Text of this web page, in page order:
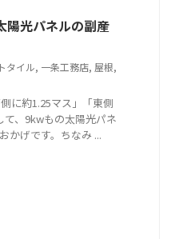
光パネルの副産
タイル, 一条工務店, 屋根,
に約1.25マス」「東側
て、9kwもの太陽光パネ
かげです。ちなみ ...